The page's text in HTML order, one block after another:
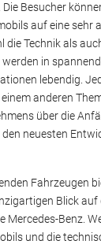
Besucher
auf eine sehr
die Technik als
in
lebendig.
anderen
über die
neuesten
Fahrzeugen
Blick auf
Mercedes-Benz.
und die